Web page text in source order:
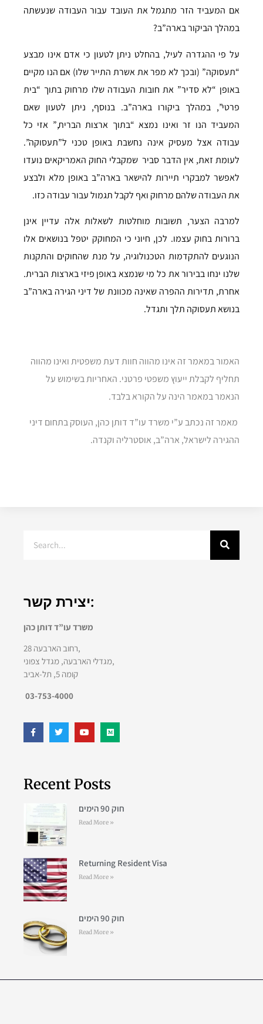
אם המעביד הזר מתגמל את העובד עבור העבודה שנעשתה
במהלך הביקור בארה”ב?
על פי ההגדרה לעיל, בהחלט ניתן לטעון כי אדם אינו מבצע
“תעסוקה” (ובכך לא מפר את אשרת התייר שלו) אם הנו מקיים
באופן “לא סדיר” את חובות העבודה שלו מרחוק בתוך “בית
פרטי”, במהלך ביקורו בארה”ב. בנוסף, ניתן לטעון שאם
המעביד הנו זר ואינו נמצא “בתוך ארצות הברית,” אזי כל
עבודה אצל מעסיק אינה נחשבת באופן טכני ל”תעסוקה”.
לעומת זאת, אין הדבר סביר שמקבלי החוק האמריקאים נועדו
לאפשר למבקרי תיירות להישאר בארה”ב באופן מלא ולבצע
את העבודה שלהם מרחוק ואף לקבל תגמול עבור עבודה כזו.
למרבה הצער, תשובות מוחלטות לשאלות אלה עדיין אינן
ברורות בחוק עצמו. לכן, חיוני כי המחוקק יטפל בנושאים אלו
הנוגעים להתקדמות הטכנולוגיה, על מנת שהחוקים והתקנות
שלנו ינחו בבירור את כל מי שנמצא באופן פיזי בארצות הברית.
אחרת, תדירות ההפרה שאינה מכוונת של דיני הגירה בארה”ב
בנושא תעסוקה תלך ותגדל.
האמור במאמר זה אינו מהווה חוות דעת משפטית ואינו מהווה
תחליף לקבלת ייעוץ משפטי פרטני. האחריות בשימוש על
הנאמר במאמר הינה על הקורא בלבד.
מאמר זה נכתב ע”י משרד עו”ד דותן כהן, העוסק בתחום דיני
ההגירה לישראל, ארה”ב, אוסטרליה וקנדה.
יצירת קשר:
משרד עו”ד דותן כהן
רחוב הארבעה 28,
מגדלי הארבעה, מגדל צפוני,
קומה 5, תל-אביב
03-753-4000
Recent Posts
חוק 90 הימים
Read More »
Returning Resident Visa
Read More »
חוק 90 הימים
Read More »